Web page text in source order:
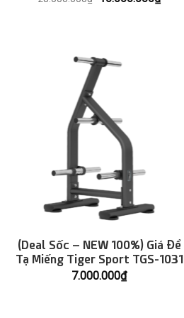
(Deal Sốc – NEW 100%) Giá Để
Tạ Miếng Tiger Sport TGS-1031
7.000.000₫